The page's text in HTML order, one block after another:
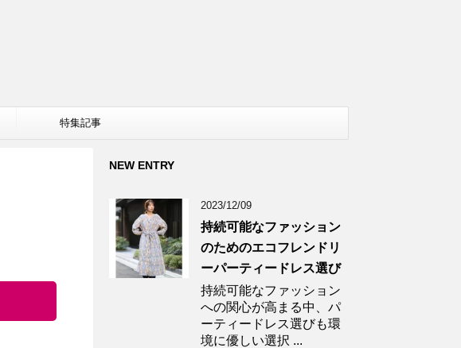
特集記事
NEW ENTRY
2023/12/09
持続可能なファッション
のためのエコフレンドリ
ーパーティードレス選び
持続可能なファッション
への関心が高まる中、パ
ーティードレス選びも環
境に優しい選択 ...